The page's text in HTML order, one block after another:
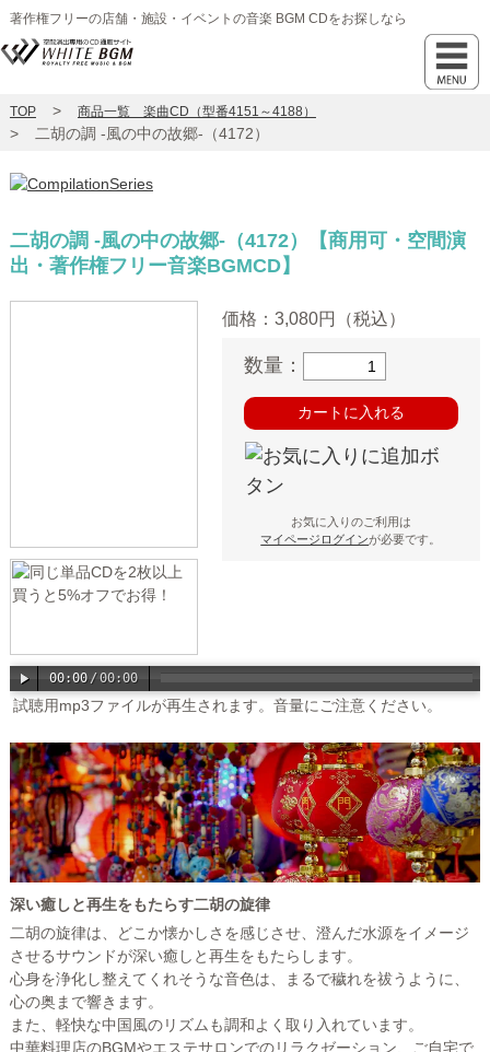
著作権フリーの店舗・施設・イベントの音楽 BGM CDをお探しなら
TOP 商品一覧 楽曲CD（型番4151～4188）
二胡の調 -風の中の故郷-（4172）
二胡の調 -風の中の故郷-（4172）
【商用可・空間演
出・著作権フリー音楽BGMCD】
価格： 3,080円（税込）
数量：
お気に入りのご利用は
マイページログインが必要です。
00:00 /00:00
試聴用mp3ファイルが再生されます。音量にご注意ください。
深い癒しと再生をもたらす二胡の旋律
二胡の旋律は、どこか懐かしさを感じさせ、澄んだ水源をイメージ
させるサウンドが深い癒しと再生をもたらします。
心身を浄化し整えてくれそうな音色は、まるで穢れを祓うように、
心の奥まで響きます。
また、軽快な中国風のリズムも調和よく取り入れています。
中華料理店のBGMやエステサロンでのリラクゼーション、ご自宅で